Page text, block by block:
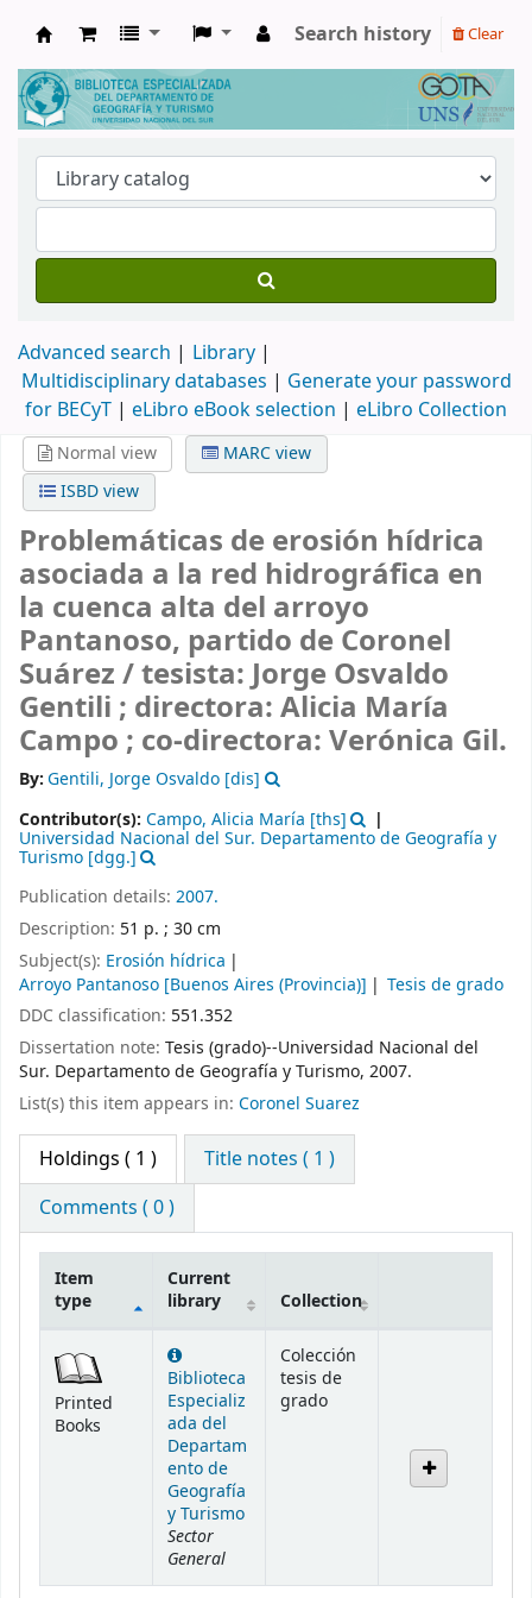
Biblioteca de Geografía y Turismo
Search history Clear
Advanced search
Library
Multidisciplinary databases | Generate your password
for BECyT | eLibro eBook selection | eLibro Collection
Normal view
MARC view
ISBD view
Problemáticas de erosión hídrica
asociada a la red hidrográfica en
la cuenca alta del arroyo
Pantanoso, partido de Coronel
Suárez /tesista: Jorge Osvaldo
Gentili ; directora: Alicia María
Campo ; co-directora: Verónica Gil.
By:Gentili, Jorge Osvaldo [dis]
Contributor(s): Campo, Alicia María [ths]
Universidad Nacional del Sur. Departamento de Geografía y
Turismo [dgg.]
Publication details: 2007.
Description: 51 p. ; 30 cm
Subject(s): Erosión hídrica
Arroyo Pantanoso [Buenos Aires (Provincia)]
Tesis de grado
DDC classification: 551.352
Dissertation note: Tesis (grado)--Universidad Nacional del
Sur. Departamento de Geografía y Turismo, 2007.
List(s) this item appears in: Coronel Suarez
Holdings ( 1 )
Title notes ( 1 )
Comments ( 0 )
Item
type
Current
library
Collection
Printed
Books
Biblioteca
Especializ
ada del
Departam
ento de
Geografía
y Turismo
Sector
General
Colección
tesis de
grado